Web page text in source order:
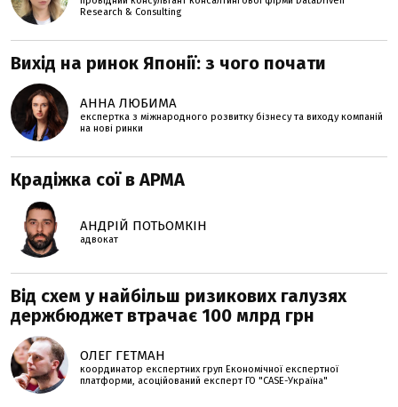
Research & Consulting
Вихід на ринок Японії: з чого почати
АННА ЛЮБИМА
експертка з міжнародного розвитку бізнесу та виходу компаній
на нові ринки
Крадіжка сої в АРМА
АНДРІЙ ПОТЬОМКІН
адвокат
Від схем у найбільш ризикових галузях
держбюджет втрачає 100 млрд грн
ОЛЕГ ГЕТМАН
координатор експертних груп Економічної експертної
платформи, асоційований експерт ГО "CASE-Україна"